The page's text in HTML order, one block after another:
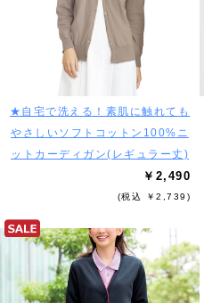
★自宅で洗える！素肌に触れても
やさしいソフトコットン100%ニ
ットカーディガン(レギュラー丈)
￥2,490
(税込 ￥2,739)